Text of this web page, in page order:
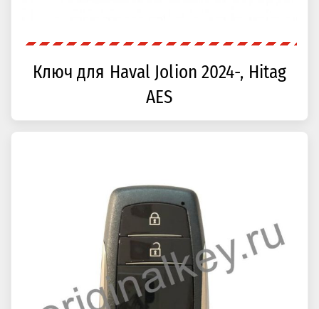
Ключ для Haval Jolion 2024-, Hitag
AES